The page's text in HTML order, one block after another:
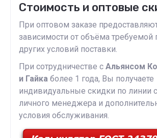
Стоимость и оптовые
При оптовом заказе
зависимости от объёма требуемой
других условий поставки.
При сотрудничестве с Альянсом
и Гайка более 1 года, Вы получаете
индивидуальные скидки по линии
личного менеджера и
условия обслуживания.